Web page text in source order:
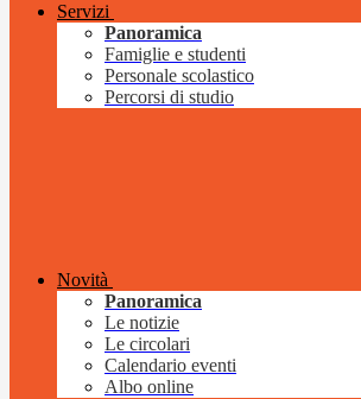
Servizi
Panoramica
Famiglie e studenti
Personale scolastico
Percorsi di studio
Novità
Panoramica
Le notizie
Le circolari
Calendario eventi
Albo online